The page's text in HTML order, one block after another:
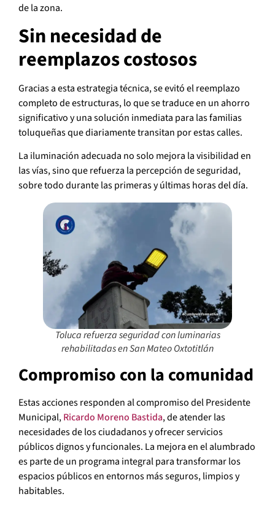
de la zona.
Sin necesidad de
reemplazos costosos
Gracias a esta estrategia técnica, se evitó el reemplazo
completo de estructuras, lo que se traduce en un ahorro
significativo y una solución inmediata para las familias
toluqueñas que diariamente transitan por estas calles.
La iluminación adecuada no solo mejora la visibilidad en
las vías, sino que refuerza la percepción de seguridad,
sobre todo durante las primeras y últimas horas del día.
Toluca refuerza seguridad con luminarias
rehabilitadas en San Mateo Oxtotitlán
Compromiso con la comunidad
Estas acciones responden al compromiso del Presidente
Municipal,Ricardo Moreno Bastida, de atender las
necesidades de los ciudadanos y ofrecer servicios
públicos dignos y funcionales. La mejora en el alumbrado
es parte de un programa integral para transformar los
espacios públicos en entornos más seguros, limpios y
habitables.